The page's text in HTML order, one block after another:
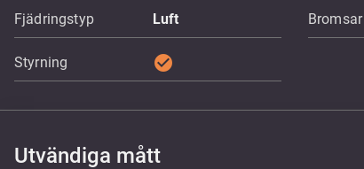
Fjädringstyp Luft Bromsar
Styrning check_circle
Utvändiga mått